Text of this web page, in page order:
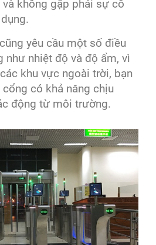
không gặp phải sự cố
yêu cầu một số điều
như nhiệt độ và độ ẩm, vì
khu vực ngoài trời, bạn
có khả năng chịu
động từ môi trường.